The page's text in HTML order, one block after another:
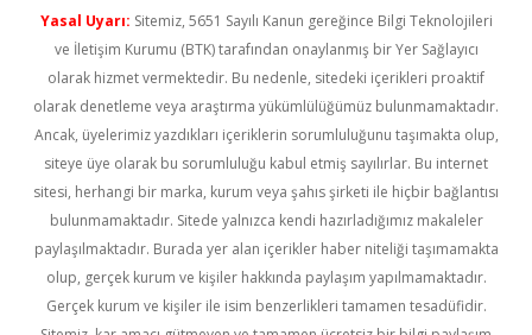
Yasal Uyarı: Sitemiz, 5651 Sayılı Kanun gereğince Bilgi Teknolojileri
ve İletişim Kurumu (BTK) tarafından onaylanmış bir Yer Sağlayıcı
olarak hizmet vermektedir. Bu nedenle, sitedeki içerikleri proaktif
olarak denetleme veya araştırma yükümlülüğümüz bulunmamaktadır.
Ancak, üyelerimiz yazdıkları içeriklerin sorumluluğunu taşımakta olup,
siteye üye olarak bu sorumluluğu kabul etmiş sayılırlar. Bu internet
sitesi, herhangi bir marka, kurum veya şahıs şirketi ile hiçbir bağlantısı
bulunmamaktadır. Sitede yalnızca kendi hazırladığımız makaleler
paylaşılmaktadır. Burada yer alan içerikler haber niteliği taşımamakta
olup, gerçek kurum ve kişiler hakkında paylaşım yapılmamaktadır.
Gerçek kurum ve kişiler ile isim benzerlikleri tamamen tesadüfidir.